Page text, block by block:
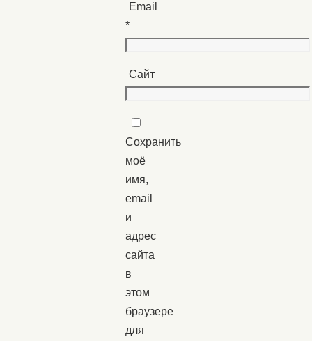
Email
*
Сайт
Сохранить
моё
имя,
email
и
адрес
сайта
в
этом
браузере
для